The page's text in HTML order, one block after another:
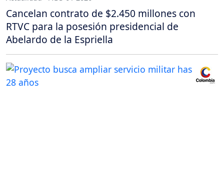
Cancelan contrato de $2.450 millones con
RTVC para la posesión presidencial de
Abelardo de la Espriella